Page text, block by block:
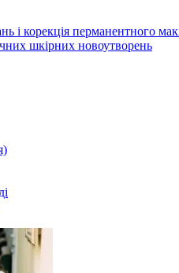
і корекція перманентного
шкірних новоутворень